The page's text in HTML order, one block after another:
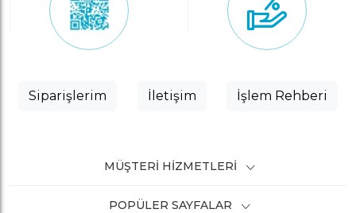
Siparişlerim İletişim İşlem Rehberi
MÜŞTERI HIZMETLERI
POPÜLER SAYFALAR